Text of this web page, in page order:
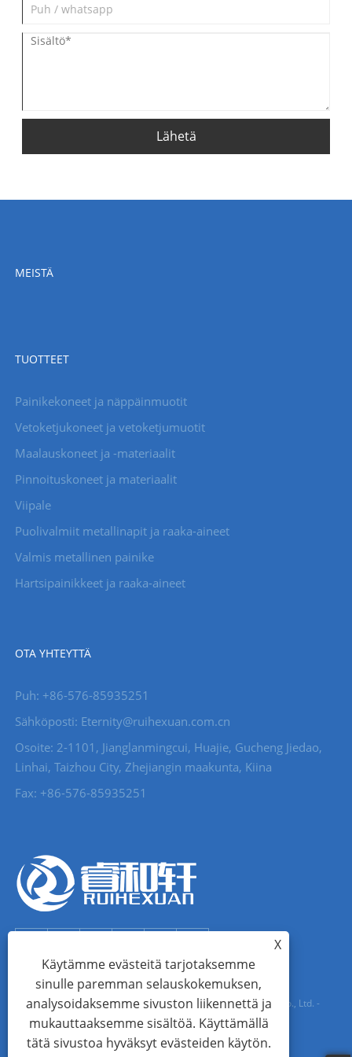
Lähetä
MEISTÄ
TUOTTEET
Painikekoneet ja näppäinmuotit
Vetoketjukoneet ja vetoketjumuotit
Maalauskoneet ja -materiaalit
Pinnoituskoneet ja materiaalit
Viipale
Puolivalmiit metallinapit ja raaka-aineet
Valmis metallinen painike
Hartsipainikkeet ja raaka-aineet
OTA YHTEYTTÄ
Puh: +86-576-85935251
Sähköposti: Eternity@ruihexuan.com.cn
Osoite: 2-1101, Jianglanmingcui, Huajie, Gucheng Jiedao,
Linhai, Taizhou City, Zhejiangin maakunta, Kiina
Fax: +86-576-85935251
Tekijänoikeus © 2022 Zhejiang Ruihexuan Import and Export Co., Ltd. -
Metallinäppien, vetoketjun liukukappaleiden valmistajat,
metallisilmukkatoimittajat - Kaikki oikeudet pidätetään
X
Käytämme evästeitä tarjotaksemme
sinulle paremman selauskokemuksen,
analysoidaksemme sivuston liikennettä ja
mukauttaaksemme sisältöä. Käyttämällä
tätä sivustoa hyväksyt evästeiden käytön.